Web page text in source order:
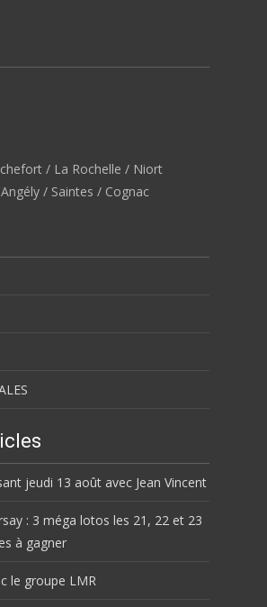
/ La Rochelle / Niort
/ Saintes / Cognac
jeudi 13 août avec Jean Vincent
: 3 méga lotos les 21, 22 et 23
à gagner
le groupe LMR